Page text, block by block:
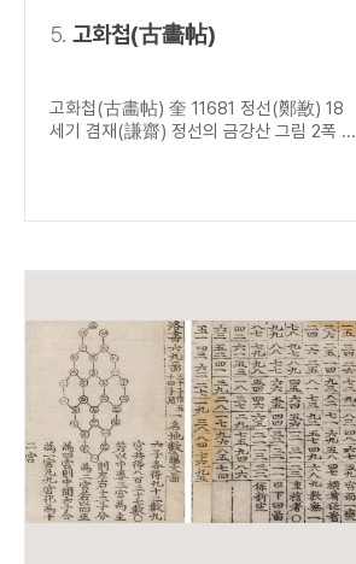
5. 고화첩(古畵帖)
고화첩(古畵帖) 奎 11681 정선(鄭敾) 18
세기 겸재(謙齋) 정선의 금강산 그림 2폭 ...